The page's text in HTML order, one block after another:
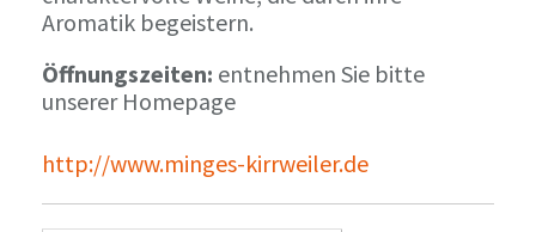
Aromatik begeistern.
Öffnungszeiten: entnehmen Sie bitte
unserer Homepage
http://www.minges-kirrweiler.de